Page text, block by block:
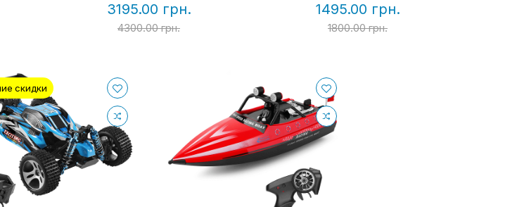
3195.00 грн.
4300.00 грн.
1495.00 грн.
1800.00 грн.
скидки